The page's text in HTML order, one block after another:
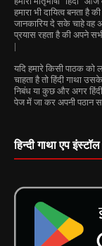
हमारा भी दायित्व बनता है
जानकारिय दे सके चाहे वह
प्रयास रहता है की अपने
|
यदि हमारे किसी पाठक को
चाहता है तो हिंदी गाथा
निबंध या कुछ और अगर हिंदी
पेज में जा कर अपनी पठान
हिन्दी गाथा एप